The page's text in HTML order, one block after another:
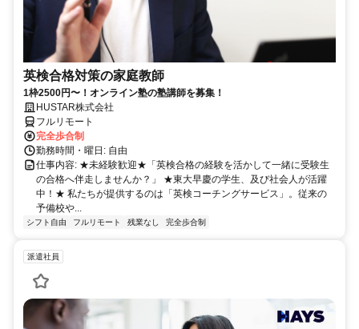
英検合格対策の家庭教師
1枠2500円〜！オンライン塾の塾講師を募集！
HUSTAR株式会社
フルリモート
完全歩合制
勤務時間・曜日: 自由
仕事内容: ★未経験歓迎★「英検合格の経験を活かして一緒に受験生
の合格へ伴走しませんか？」 ★東大早慶の学生、及び社会人が活躍
中！★ 私たちが提供するのは「英検コーチングサービス」。従来の
予備校や...
シフト自由 フルリモート 残業なし 完全歩合制
派遣社員